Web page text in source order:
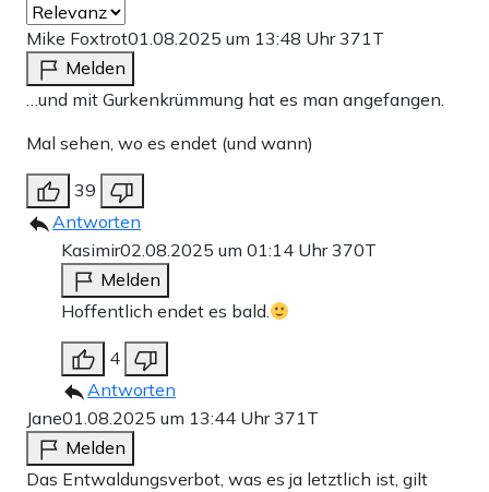
Mike Foxtrot01.08.2025 um 13:48 Uhr371T
Melden
…und mit Gurkenkrümmung hat es man angefangen.
Mal sehen, wo es endet (und wann)
39
Antworten
Kasimir02.08.2025 um 01:14 Uhr370T
Melden
Hoffentlich endet es bald.
4
Antworten
Jane01.08.2025 um 13:44 Uhr371T
Melden
Das Entwaldungsverbot, was es ja letztlich ist, gilt